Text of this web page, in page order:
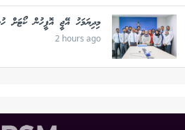
މިދިޔަމަހު އޭޖީ އޮފީހުން ކޯޓަށް
2 hours ago